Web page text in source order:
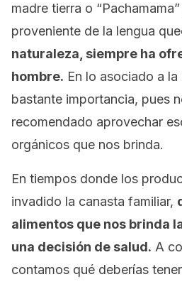
madre tierra o
proveniente de la lengua
naturaleza, siempre ha
hombre. En lo asociado a
bastante importancia, pues
recomendado aprovechar
orgánicos que nos brinda.
En tiempos donde los
invadido la canasta familiar,
alimentos que nos brinda
una decisión de salud. A
contamos qué deberías